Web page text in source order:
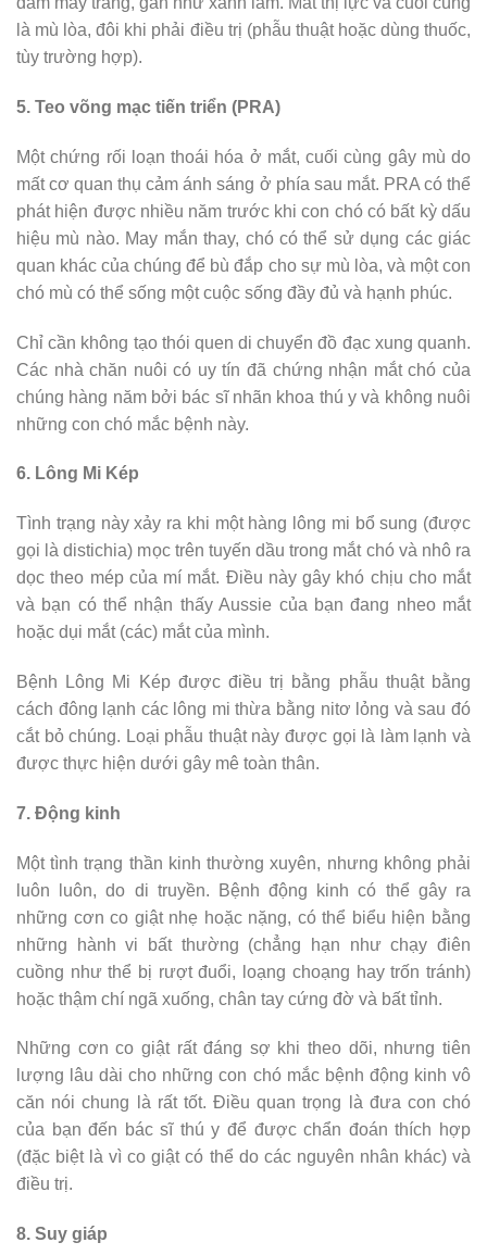
là mù lòa, đôi khi phải điều trị (phẫu thuật hoặc dùng thuốc,
tùy trường hợp).
5. Teo võng mạc tiến triển (PRA)
Một chứng rối loạn thoái hóa ở mắt, cuối cùng gây mù do
mất cơ quan thụ cảm ánh sáng ở phía sau mắt. PRA có thể
phát hiện được nhiều năm trước khi con chó có bất kỳ dấu
hiệu mù nào. May mắn thay, chó có thể sử dụng các giác
quan khác của chúng để bù đắp cho sự mù lòa, và một con
chó mù có thể sống một cuộc sống đầy đủ và hạnh phúc.
Chỉ cần không tạo thói quen di chuyển đồ đạc xung quanh.
Các nhà chăn nuôi có uy tín đã chứng nhận mắt chó của
chúng hàng năm bởi bác sĩ nhãn khoa thú y và không nuôi
những con chó mắc bệnh này.
6. Lông Mi Kép
Tình trạng này xảy ra khi một hàng lông mi bổ sung (được
gọi là distichia) mọc trên tuyến dầu trong mắt chó và nhô ra
dọc theo mép của mí mắt. Điều này gây khó chịu cho mắt
và bạn có thể nhận thấy Aussie của bạn đang nheo mắt
hoặc dụi mắt (các) mắt của mình.
Bệnh Lông Mi Kép được điều trị bằng phẫu thuật bằng
cách đông lạnh các lông mi thừa bằng nitơ lỏng và sau đó
cắt bỏ chúng. Loại phẫu thuật này được gọi là làm lạnh và
được thực hiện dưới gây mê toàn thân.
7. Động kinh
Một tình trạng thần kinh thường xuyên, nhưng không phải
luôn luôn, do di truyền. Bệnh động kinh có thể gây ra
những cơn co giật nhẹ hoặc nặng, có thể biểu hiện bằng
những hành vi bất thường (chẳng hạn như chạy điên
cuồng như thể bị rượt đuổi, loạng choạng hay trốn tránh)
hoặc thậm chí ngã xuống, chân tay cứng đờ và bất tỉnh.
Những cơn co giật rất đáng sợ khi theo dõi, nhưng tiên
lượng lâu dài cho những con chó mắc bệnh động kinh vô
căn nói chung là rất tốt. Điều quan trọng là đưa con chó
của bạn đến bác sĩ thú y để được chẩn đoán thích hợp
(đặc biệt là vì co giật có thể do các nguyên nhân khác) và
điều trị.
8. Suy giáp